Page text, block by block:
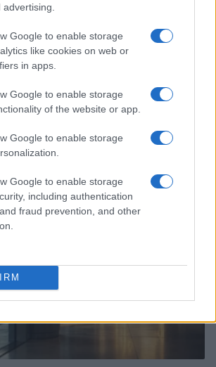
Google to enable storage
like cookies on web or
in apps.
Google to enable storage
of the website or app.
Google to enable storage
Google to enable storage
including authentication
fraud prevention, and other
e dati ESG: l’impatto sulle imprese